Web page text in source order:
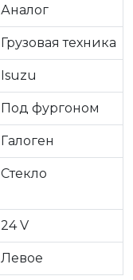
Аналог
Грузовая техника
Isuzu
Под фургоном
Галоген
Стекло
24 V
Левое